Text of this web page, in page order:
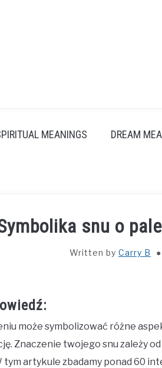
MEANINGS DREAM
snu o
Written by Carry B
może symbolizować różne
Znaczenie twojego snu zależy
tym artykule zbadamy ponad 60